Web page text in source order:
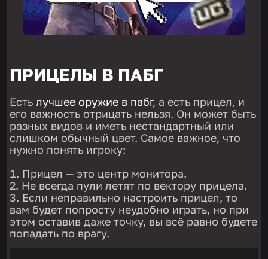
ПРИЦЕЛЫ В ПАБГ
Естьлучшее оружие в пабг, а есть прицел, и
его важность отрицать нельзя. Он может быть
разных видов и иметь нестандартный или
слишком обычный цвет. Самое важное, что
нужно понять игроку:
Прицел — это центр монитора.
Не всегда пули летят по вектору прицела.
Если неправильно настроить прицел, то
вам будет попросту неудобно играть, но при
этом оставив даже точку, вы всё равно будете
попадать по врагу.